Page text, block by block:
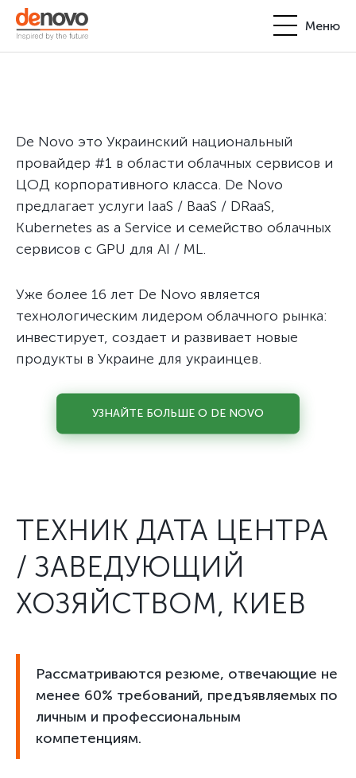
Меню
Партнерство
Блог
+380-44-200-93-39
request@denovo.ua
De Novo это Украинский национальный
провайдер #1 в области облачных сервисов и
ЦОД корпоративного класса. De Novo
предлагает услуги IaaS / BaaS / DRaaS,
Kubernetes as a Service и семейство облачных
сервисов с GPU для AI / ML.
Уже более 16 лет De Novo является
технологическим лидером облачного рынка:
инвестирует, создает и развивает новые
продукты в Украине для украинцев.
УЗНАЙТЕ БОЛЬШЕ О DE NOVO
ТЕХНИК ДАТА ЦЕНТРА
/ ЗАВЕДУЮЩИЙ
ХОЗЯЙСТВОМ, КИЕВ
Рассматриваются резюме, отвечающие не
менее 60% требований, предъявляемых по
личным и профессиональным
компетенциям.